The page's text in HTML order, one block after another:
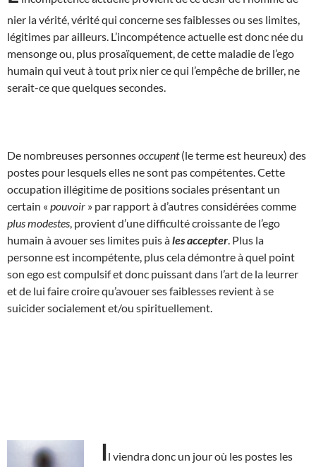
nier la vérité, vérité qui concerne ses faiblesses ou ses limites,
légitimes par ailleurs. L’incompétence actuelle est donc née du
mensonge ou, plus prosaïquement, de cette maladie de l’ego
humain qui veut à tout prix nier ce qui l’empêche de briller, ne
serait-ce que quelques secondes.
De nombreuses personnesoccupent(le terme est heureux) des
postes pour lesquels elles ne sont pas compétentes. Cette
occupation illégitime de positions sociales présentant un
certain « pouvoir » par rapport à d’autres considérées comme
plus modestes , provient d’une difficulté croissante de l’ego
humain à avouer ses limites puis àles accepter . Plus la
personne est incompétente, plus cela démontre à quel point
son ego est compulsif et donc puissant dans l’art de la leurrer
et de lui faire croire qu’avouer ses faiblesses revient à se
suicider socialement et/ou spirituellement.
Il viendra donc un jour où les postes les